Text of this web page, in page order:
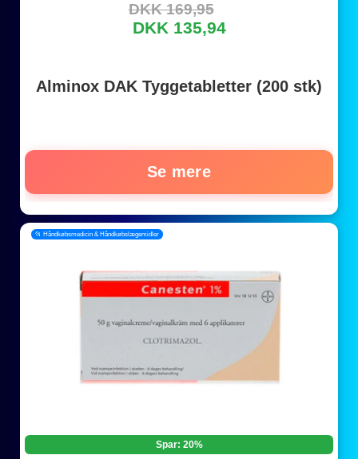
DKK 169,95
DKK 135,94
Alminox DAK Tyggetabletter (200 stk)
Se mere
📂 Håndkøbsmedicin & Håndkøbslægemidler
Spar: 20%